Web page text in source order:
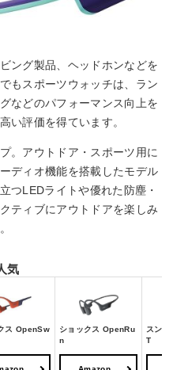
ング製品、ヘッドホンなどを
もスポーツウォッチは、ラン
などのパフォーマンス向上を
い評価を得ています。
。アウトドア・スポーツ用に
ディオ機能を搭載したモデル
つLEDライトや優れた防塵・
ティブにアウトドアを楽しみ
気
ス OpenSw
ショックス OpenRu
n
スン
T